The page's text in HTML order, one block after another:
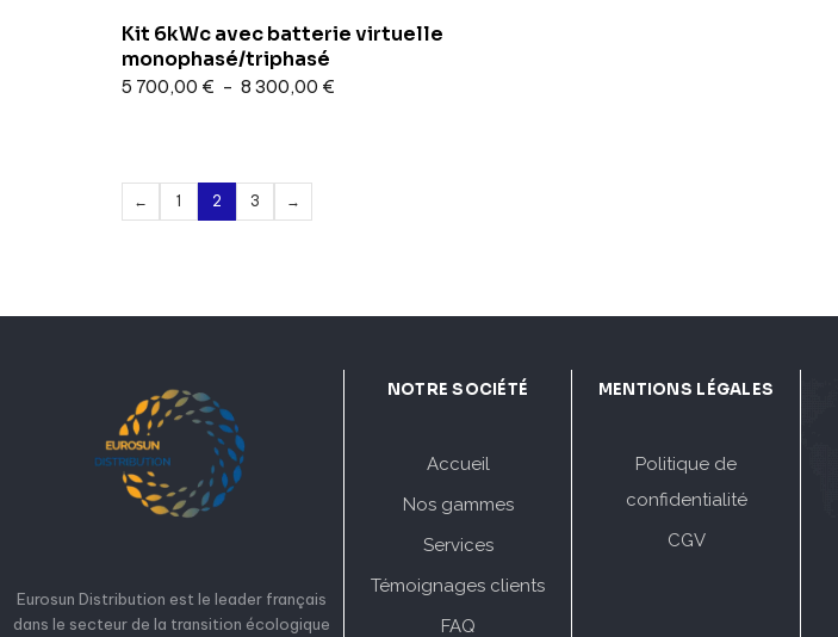
Kit 6kWc avec batterie virtuelle
monophasé/triphasé
5 700,00 € – 8 300,00 €
← 1 2 3 →
Eurosun Distribution est le leader français
dans le secteur de la transition écologique
NOTRE SOCIÉTÉ
Accueil
Nos gammes
Services
Témoignages clients
FAQ
MENTIONS LÉGALES
Politique de
confidentialité
CGV